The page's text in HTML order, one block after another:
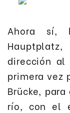
Ahora sí,
dirección al
primera vez
Brücke,
río, con el